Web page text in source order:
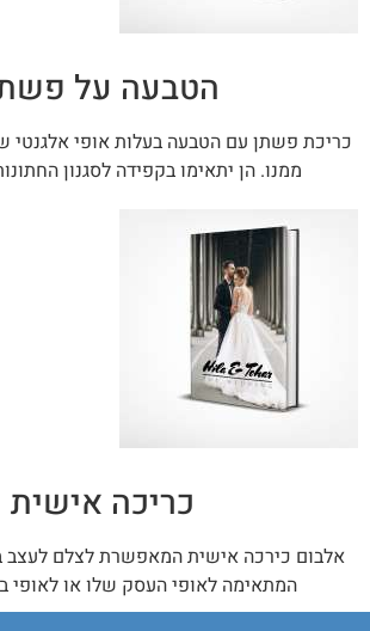
הטבעה על
כריכת פשתן עם הטבעה בעלות אופי
ממנו. הן יתאימו בקפידה לסגנון
כריכה אישית
אלבום כירכה אישית המאפשרת לצלם לעצב
המתאימה לאופי העסק שלו או לאופי